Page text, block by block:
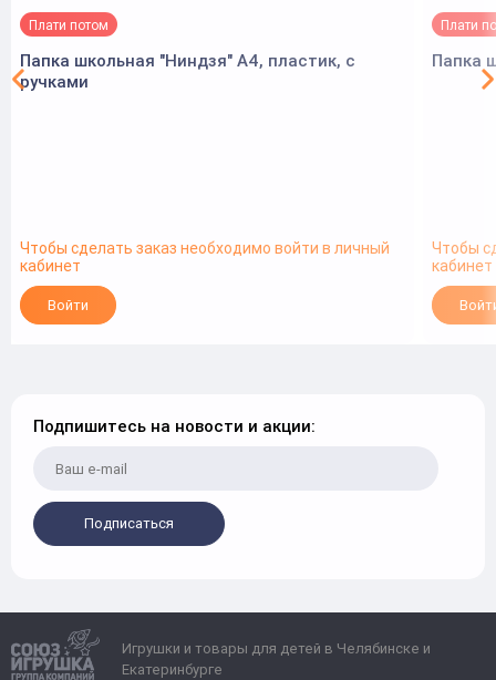
Плати потом
Папка школьная "Ниндзя" А4, пластик, с
ручками
Чтобы сделать заказ необходимо войти в личный
кабинет
Войти
Плати
Папка
Чтобы
кабинет
Подпишитесь на новости и акции:
Подписаться
Игрушки и товары для детей в Челябинске и
Екатеринбурге